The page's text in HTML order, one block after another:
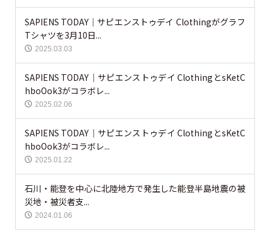
SAPIENS TODAY｜サピエンストゥデイ Clothingがグラフ
Tシャツを3月10日...
2025.03.03
SAPIENS TODAY｜サピエンストゥデイ ClothingとsKetC
hboOok3がコラボレ...
2025.02.06
SAPIENS TODAY｜サピエンストゥデイ ClothingとsKetC
hboOok3がコラボレ...
2025.01.22
石川・能登を中心に北陸地方で発生した能登半島地震の被
災地・被災者支...
2024.01.06